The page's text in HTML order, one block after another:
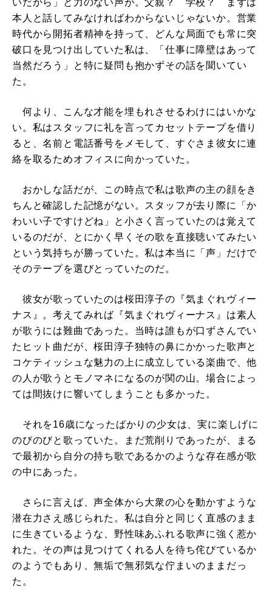
本人と話してみなければわからないじゃないか。営業
時代から開拓者精神を持って、どんな局面でも常に突
破口を見つけ出していた私は、「仕事に障壁はあって
当然だろう」と特に疑問も抱かずその話を聞いてい
た。
何より、こんな才能を埋もれさせるわけにはいかな
い。私はスタッフに礼を言ってカセットテープを借り
ると、名前と電話番号をメモして、すぐさま彼女に連
絡を取るためオフィスに向かっていた。
おかしな話だが、この時点で私は歌声の主の顔をき
ちんと確認した記憶がない。スタッフが去り際に「か
わいい子ですけどね」と小さく言っていたのは覚えて
いるのだが、とにかく早くその歌を直接聴いてみたい
という気持ちが勝っていた。私は本当に「声」だけで
そのテープを選びとっていたのだ。
彼女が歌っていたのは桜田淳子の『気まぐれヴィー
ナス』。考えてみれば『気まぐれヴィーナス』は素人
が歌うには難曲であった。当時は誰もが口ずさんでい
たヒット曲だが、桜田淳子独特の鼻にかかった歌声と
コケティッシュな魅力の上に成立している楽曲で、他
の人が歌うとモノマネになるのが関の山。場合によっ
ては間抜けに響いてしまうことも多かった。
それを16歳になったばかりの少女は、実に楽しげに
のびのびと歌っていた。まだ荒削りであったが、まる
で最初から自分の持ち歌であるかのような存在感が歌
の中にあった。
さらに言えば、声全体から大衆の心を動かすような
潜在力さえ感じられた。私は自分と同じく直感のまま
に生きているような、野性味あふれる歌声に強く惹か
れた。その声は見つけてくれる人を待ち侘びているか
のようでもあり、無垢で無邪気な佇まいのままだっ
た。